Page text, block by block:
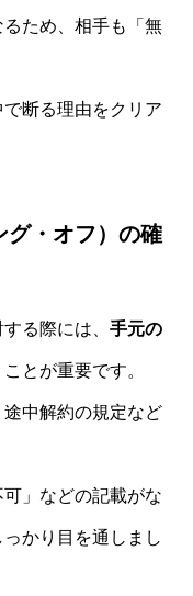
ため、相手も「無
断る理由をクリア
グ・オフ）の確
る際には、 手元の
とが重要です。
中解約の規定など
可」などの記載がな
かり目を通しまし